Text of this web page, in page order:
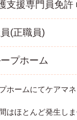
(正職員)
プホーム
ホームにてケアマ
はほとんど発生し